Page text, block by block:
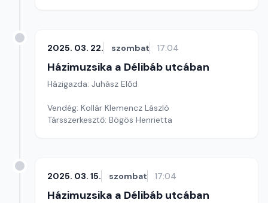
2025. 03. 22. szombat 17:04
Házimuzsika a Délibáb utcában
Házigazda: Juhász Előd
Vendég: Kollár Klemencz László
Társszerkesztő: Bögös Henrietta
2025. 03. 15. szombat 17:04
Házimuzsika a Délibáb utcában